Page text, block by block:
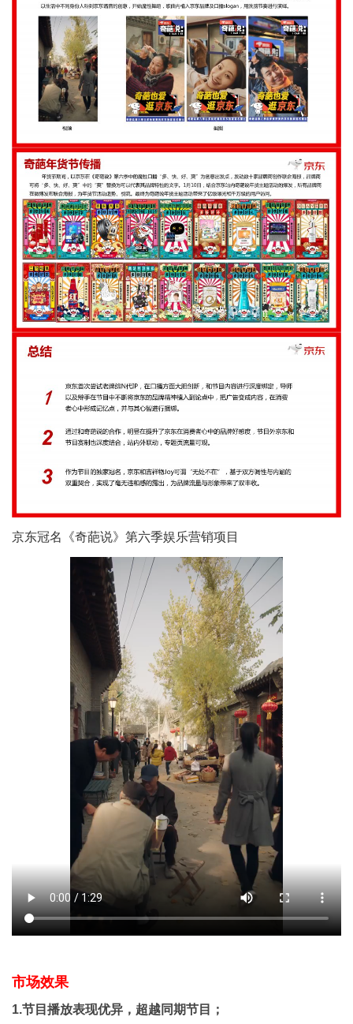
京东冠名《奇葩说》第六季娱乐营销项目
市场效果
1.节目播放表现优异，超越同期节目；